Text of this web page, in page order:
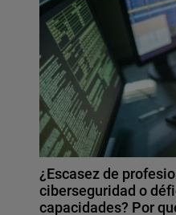
¿Escasez de
ciberseguridad o
capacidades? Por